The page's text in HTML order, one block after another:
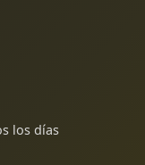
los días